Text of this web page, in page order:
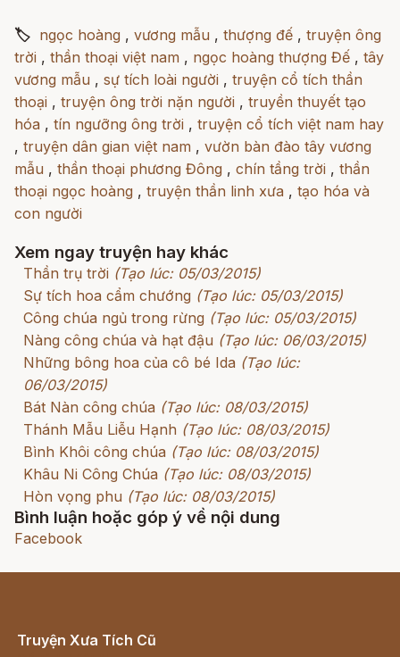
🏷 ngọc hoàng , vương mẫu , thượng đế , truyện ông
trời , thần thoại việt nam , ngọc hoàng thượng Đế , tây
vương mẫu , sự tích loài người , truyện cổ tích thần
thoại , truyện ông trời nặn người , truyền thuyết tạo
hóa , tín ngưỡng ông trời , truyện cổ tích việt nam hay
, truyện dân gian việt nam , vườn bàn đào tây vương
mẫu , thần thoại phương Đông , chín tầng trời , thần
thoại ngọc hoàng , truyện thần linh xưa , tạo hóa và
con người
Xem ngay truyện hay khác
Thần trụ trời (Tạo lúc: 05/03/2015)
Sự tích hoa cẩm chướng (Tạo lúc: 05/03/2015)
Công chúa ngủ trong rừng (Tạo lúc: 05/03/2015)
Nàng công chúa và hạt đậu (Tạo lúc: 06/03/2015)
Những bông hoa của cô bé Ida (Tạo lúc:
06/03/2015)
Bát Nàn công chúa (Tạo lúc: 08/03/2015)
Thánh Mẫu Liễu Hạnh (Tạo lúc: 08/03/2015)
Bình Khôi công chúa (Tạo lúc: 08/03/2015)
Khâu Ni Công Chúa (Tạo lúc: 08/03/2015)
Hòn vọng phu (Tạo lúc: 08/03/2015)
Bình luận hoặc góp ý về nội dung
Facebook
Truyện Xưa Tích Cũ